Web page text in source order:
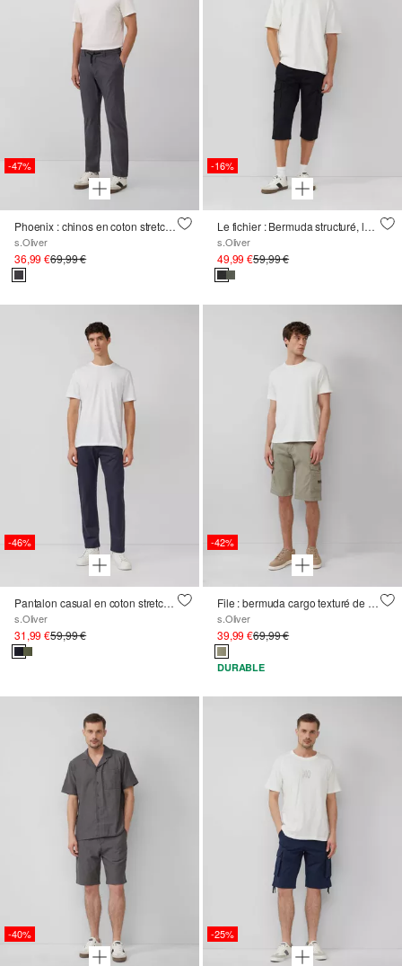
-47%
Phoenix : chinos en coton stretch à motifs avec ceinture élastique
s.Oliver
36,99 €69,99 €
-16%
Le fichier : Bermuda structuré, longueur 3/4, coupe décontractée
s.Oliver
49,99 €59,99 €
-46%
Pantalon casual en coton stretch avec mini-imprimé délavé
s.Oliver
31,99 €59,99 €
-42%
File : bermuda cargo texturé de coupe Relaxed Fit
s.Oliver
39,99 €69,99 €
DURABLE
-40% -25%